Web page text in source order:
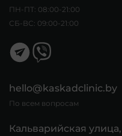
ПН-ПТ: 08:00-21:00
СБ-ВС: 09:00-21:00
hello@kaskadclinic.by
По всем вопросам
Кальварийская